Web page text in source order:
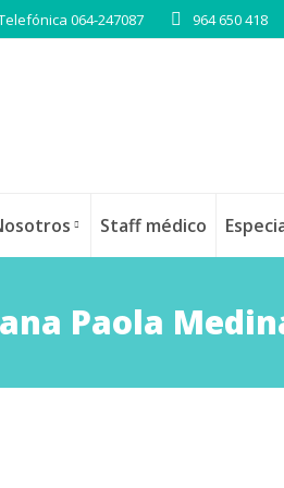
064-247087 964 650 418
Staff médico
Paola